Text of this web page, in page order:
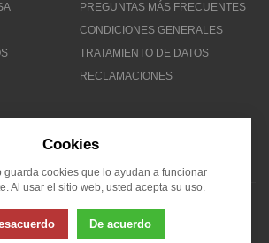
PREGUNTAS MÁS FRECUENTES
CONDICIONES GENERALES
TRATAMIENTO DE DATOS
RECLAMACIONES
LAT (Colombia)
Cookies
guarda cookies que lo ayudan a funcionar
Al usar el sitio web, usted acepta su uso.
De acuerdo